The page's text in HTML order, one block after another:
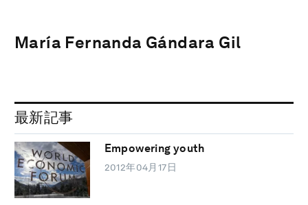
María Fernanda Gándara Gil
最新記事
Empowering youth
2012年04月17日